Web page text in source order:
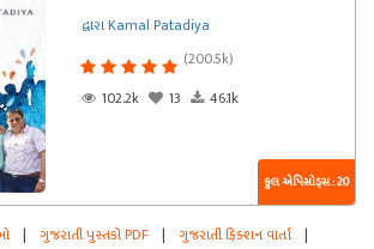
દ્વારા Kamal Patadiya
(200.5k)
102.2k
13 46.1k
કુલ એપિસોડ્સ : 20
| ગુજરાતી પુસ્તકો PDF | ગુજરાતી ફિક્શન વાર્તા |